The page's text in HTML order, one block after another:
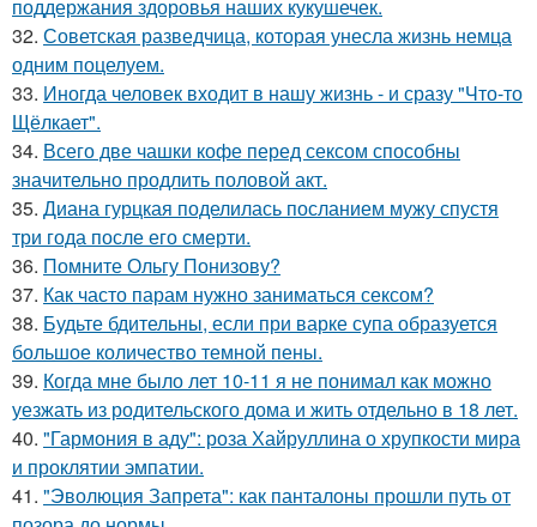
поддержания здоровья наших кукушечек.
32. Советская разведчица, которая унесла жизнь немца
одним поцелуем.
33. Иногда человек входит в нашу жизнь - и сразу "Что-то
Щёлкает".
34. Всего две чашки кофе перед сексом способны
значительно продлить половой акт.
35. Диана гурцкая поделилась посланием мужу спустя
три года после его смерти.
36. Помните Ольгу Понизову?
37. Как часто парам нужно заниматься сексом?
38. Будьте бдительны, если при варке супа образуется
большое количество темной пены.
39. Когда мне было лет 10-11 я не понимал как можно
уезжать из родительского дома и жить отдельно в 18 лет.
40. "Гармония в аду": роза Хайруллина о хрупкости мира
и проклятии эмпатии.
41. "Эволюция Запрета": как панталоны прошли путь от